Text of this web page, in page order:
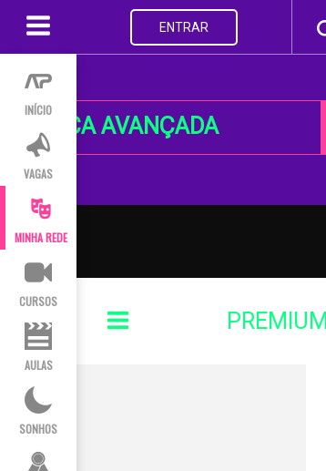
INÍCIO
VAGAS
MINHA REDE
CURSOS
AULAS
SONHOS
ENTRAR
BUSCA AVANÇADA
PREMIUM